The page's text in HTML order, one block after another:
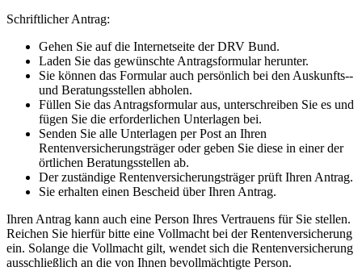
Schriftlicher Antrag:
Gehen Sie auf die Internetseite der DRV Bund.
Laden Sie das gewünschte Antragsformular herunter.
Sie können das Formular auch persönlich bei den Auskunfts-­
und Beratungsstellen abholen.
Füllen Sie das Antragsformular aus, unterschreiben Sie es und
fügen Sie die erforderlichen Unterlagen bei.
Senden Sie alle Unterlagen per Post an Ihren
Rentenversicherungsträger oder geben Sie diese in einer der
örtlichen Beratungsstellen ab.
Der zuständige Rentenversicherungsträger prüft Ihren Antrag.
Sie erhalten einen Bescheid über Ihren Antrag.
Ihren Antrag kann auch eine Person Ihres Vertrauens für Sie stellen.
Reichen Sie hierfür bitte eine Vollmacht bei der Rentenversicherung
ein. Solange die Vollmacht gilt, wendet sich die Rentenversicherung
ausschließlich an die von Ihnen bevollmächtigte Person.